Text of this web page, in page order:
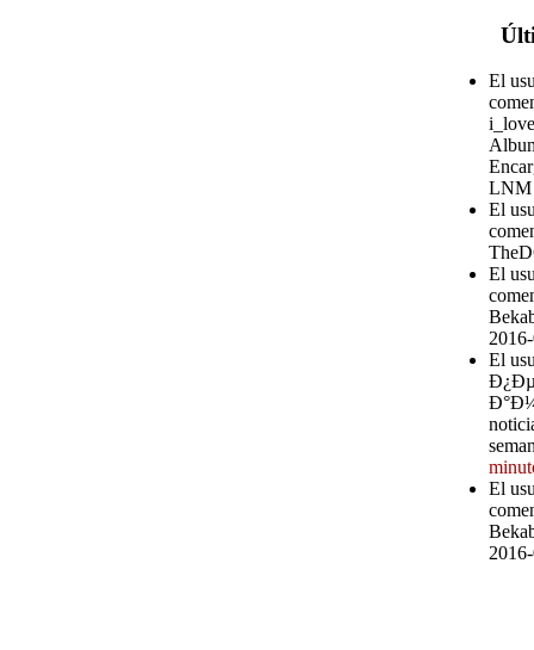
El
LNM
El
El
El
Ð°Ð¼
El